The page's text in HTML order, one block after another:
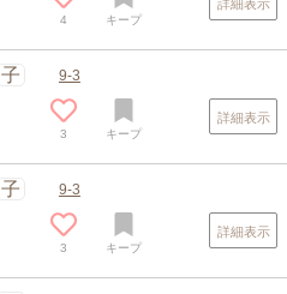
4 キープ
詳細表示
子 9-3
3 キープ
詳細表示
子 9-3
3 キープ
詳細表示